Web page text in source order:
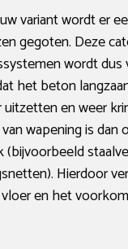
variant wordt er
gegoten. Deze
wordt dus
het beton
uitzetten en weer
wapening is dan
(bijvoorbeeld
Hierdoor
en het